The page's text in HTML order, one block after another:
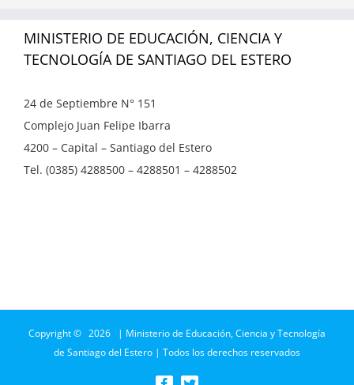
MINISTERIO DE EDUCACIÓN, CIENCIA Y
TECNOLOGÍA DE SANTIAGO DEL ESTERO
24 de Septiembre N° 151
Complejo Juan Felipe Ibarra
4200 – Capital – Santiago del Estero
Tel. (0385) 4288500 – 4288501 – 4288502
Copyright © 2026 | Ministerio de Educación, Ciencia y Tecnología
de Santiago del Estero | Todos los derechos reservados